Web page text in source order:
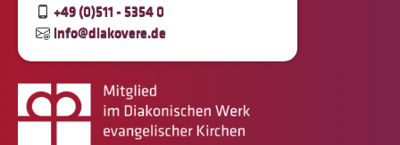
+49 (0)511 - 5354 0
info@diakovere.de